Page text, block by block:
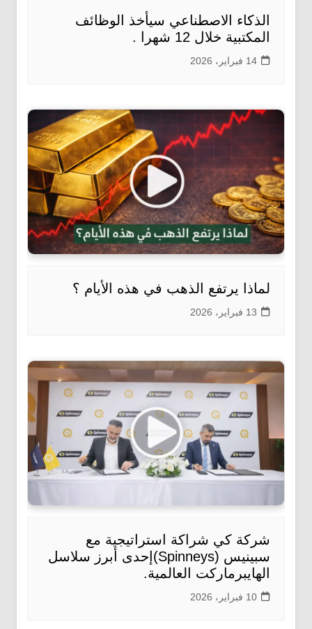
الذكاء الاصطناعي سيأخذ الوظائف
المكتبية خلال 12 شهرا .
14 فبراير، 2026
لماذا يرتفع الذهب في هذه الأيام ؟
13 فبراير، 2026
شركة كي شراكة استراتيجية مع
سبينيس (Spinneys)إحدى أبرز سلاسل
الهايبرماركت العالمية.
10 فبراير، 2026